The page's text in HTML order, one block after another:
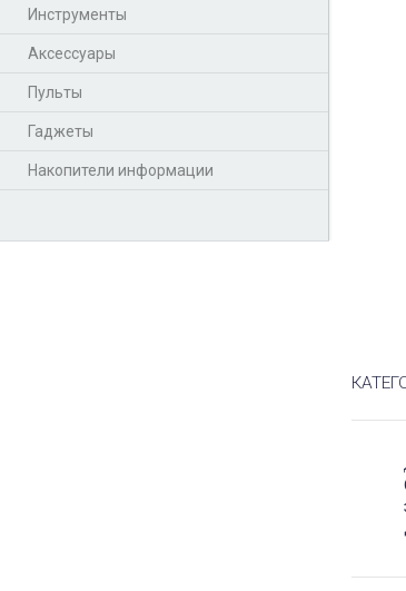
Инструменты
Аксессуары
Пульты
Гаджеты
Накопители информации